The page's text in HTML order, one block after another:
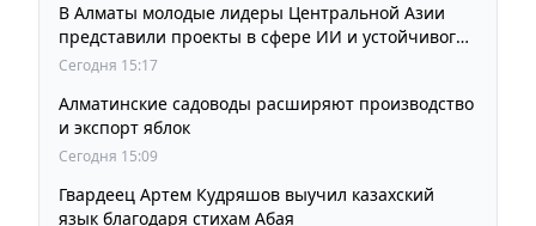
В Алматы молодые лидеры Центральной Азии
представили проекты в сфере ИИ и устойчивого
развития
Сегодня 15:17
Алматинские садоводы расширяют производство
и экспорт яблок
Сегодня 15:09
Гвардеец Артем Кудряшов выучил казахский
язык благодаря стихам Абая